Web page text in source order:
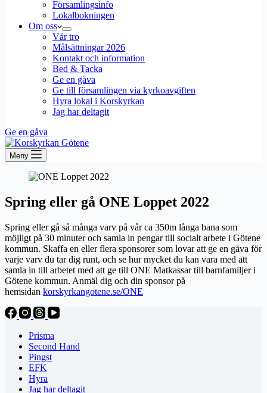
Församlingsinfo
Lokalbokningen
Om oss
Vår tro
Målsättningar 2026
Kontakt och information
Bed & Tacka
Ge en gåva
Ge till församlingen via kyrkoavgiften
Hyra lokal i Korskyrkan
Jag har deltagit
Ge en gåva
Meny
Spring eller gå ONE Loppet 2022
Spring eller gå så många varv på vår ca 350m långa bana som
möjligt på 30 minuter och samla in pengar till socialt arbete i Götene
kommun. Skaffa en eller flera sponsorer som lovar att ge en gåva för
varje varv du tar dig runt, och se hur mycket du kan vara med att
samla in till arbetet med att ge till ONE Matkassar till barnfamiljer i
Götene kommun. Anmäl dig och din sponsor på
hemsidan korskyrkangotene.se/ONE
Prisma
Second Hand
Pingst
EFK
Hyra
Jag har deltagit